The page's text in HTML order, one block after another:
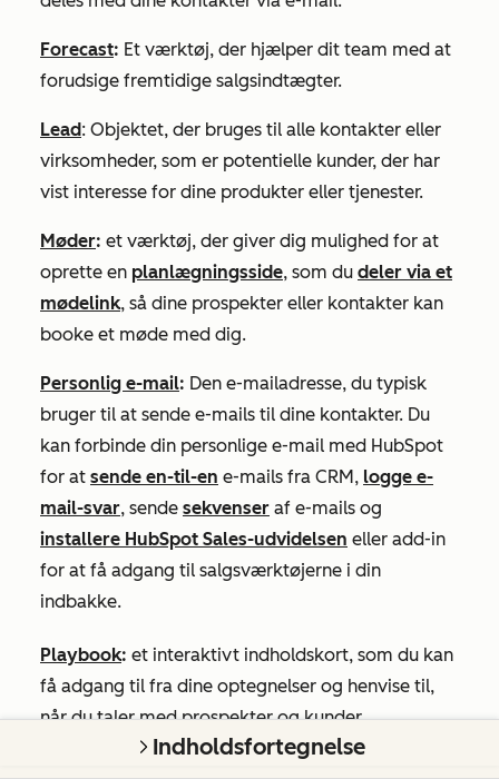
Forecast: Et værktøj, der hjælper dit team med at
forudsige fremtidige salgsindtægter.
Lead: Objektet, der bruges til alle kontakter eller
virksomheder, som er potentielle kunder, der har
vist interesse for dine produkter eller tjenester.
Møder: et værktøj, der giver dig mulighed for at
oprette en planlægningsside, som du deler via et
mødelink, så dine prospekter eller kontakter kan
booke et møde med dig.
Personlig e-mail: Den e-mailadresse, du typisk
bruger til at sende e-mails til dine kontakter. Du
kan forbinde din personlige e-mail med HubSpot
for at sende en-til-en e-mails fra CRM, logge e-
mail-svar, sende sekvenser af e-mails og
installere HubSpot Sales-udvidelsen eller add-in
for at få adgang til salgsværktøjerne i din
indbakke.
Playbook: et interaktivt indholdskort, som du kan
få adgang til fra dine optegnelser og henvise til,
når du taler med prospekter og kunder.
Indholdsfortegnelse